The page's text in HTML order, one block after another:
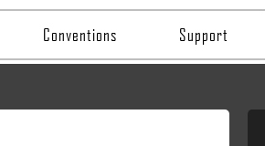
Conventions Support